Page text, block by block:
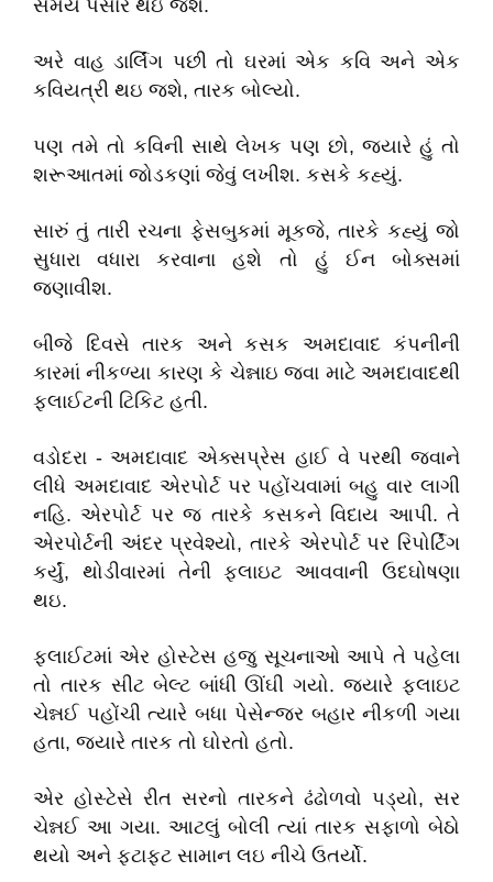
સમય પસાર થઇ જશે.
અરે વાહ ડાર્લિંગ પછી તો ઘરમાં એક કવિ અને એક
કવિયત્રી થઇ જશે, તારક બોલ્યો.
પણ તમે તો કવિની સાથે લેખક પણ છો, જયારે હું તો
શરૂઆતમાં જોડકણાં જેવું લખીશ. કસકે કહ્યું.
સારું તું તારી રચના ફેસબુકમાં મૂકજે, તારકે કહ્યું જો
સુધારા વધારા કરવાના હશે તો હું ઈન બોક્સમાં
જણાવીશ.
બીજે દિવસે તારક અને કસક અમદાવાદ કંપનીની
કારમાં નીકળ્યા કારણ કે ચેન્નાઇ જવા માટે અમદાવાદથી
ફ્લાઈટની ટિકિટ હતી.
વડોદરા - અમદાવાદ એક્સપ્રેસ હાઈ વે પરથી જવાને
લીધે અમદાવાદ એરપોર્ટ પર પહોંચવામાં બહુ વાર લાગી
નહિ. એરપોર્ટ પર જ તારકે કસકને વિદાય આપી. તે
એરપોર્ટની અંદર પ્રવેશ્યો, તારકે એરપોર્ટ પર રિપોર્ટિંગ
કર્યું, થોડીવારમાં તેની ફ્લાઇટ આવવાની ઉદઘોષણા
થઇ.
ફ્લાઈટમાં એર હોસ્ટેસ હજુ સૂચનાઓ આપે તે પહેલા
તો તારક સીટ બેલ્ટ બાંધી ઊંઘી ગયો. જયારે ફ્લાઇટ
ચેન્નઈ પહોંચી ત્યારે બધા પેસેન્જર બહાર નીકળી ગયા
હતા, જયારે તારક તો ઘોરતો હતો.
એર હોસ્ટેસે રીત સરનો તારકને ઢંઢોળવો પડ્યો, સર
ચેન્નઈ આ ગયા. આટલું બોલી ત્યાં તારક સફાળો બેઠો
થયો અને ફટાફટ સામાન લઇ નીચે ઉતર્યો.